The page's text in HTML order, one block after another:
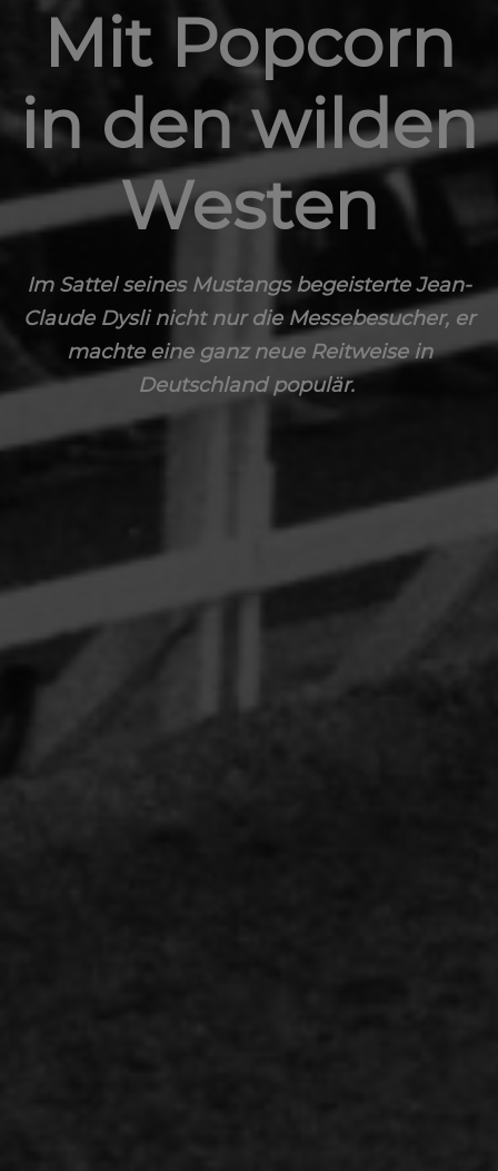
Mit Popcorn
in den wilden
Westen
Im Sattel seines Mustangs begeisterte Jean-
Claude Dysli nicht nur die Messebesucher, er
machte eine ganz neue Reitweise in
Deutschland populär.